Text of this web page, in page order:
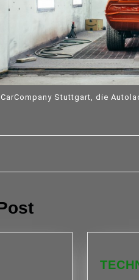
Stuttgart, die